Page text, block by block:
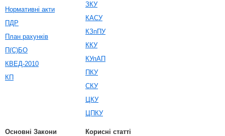
Нормативні акти
ПДР
План рахунків
П(С)БО
КВЕД-2010
КП
ЗКУ
КАСУ
КЗпПУ
ККУ
КУпАП
ПКУ
СКУ
ЦКУ
ЦПКУ
Основні Закони
Корисні статті